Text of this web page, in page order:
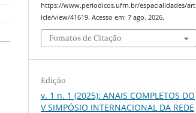
https://www.periodicos.ufrn.br/espacialidades/art
icle/view/41619. Acesso em: 7 ago. 2026.
Fomatos de Citação
Edição
v. 1 n. 1 (2025): ANAIS COMPLETOS DO
V SIMPÓSIO INTERNACIONAL DA REDE